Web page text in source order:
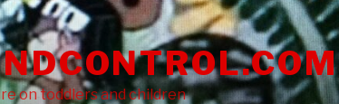
on toddlers and children